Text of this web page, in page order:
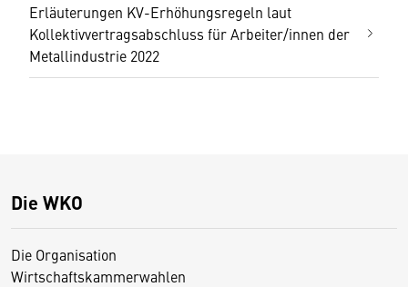
Erläuterungen KV-Erhöhungsregeln laut
Kollektivvertragsabschluss für Arbeiter/innen der
Metallindustrie 2022
Die WKO
Die Organisation
Wirtschaftskammerwahlen